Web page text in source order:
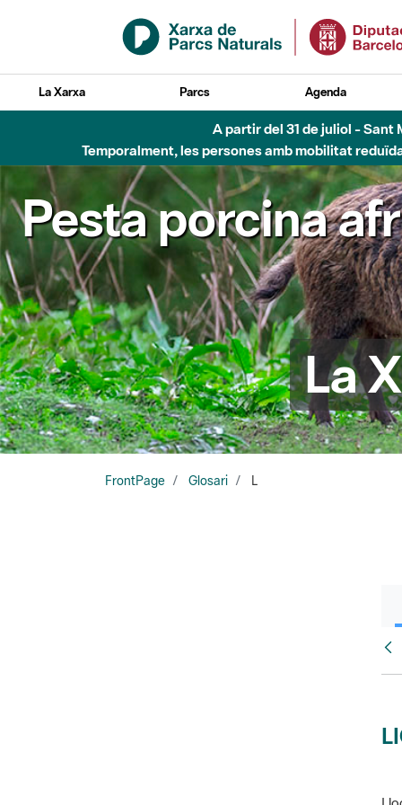
Salta al contingut principal
La Xarxa Parcs Agenda
A partir del 31 de juliol -
Temporalment, les persones amb mobilitat
Pesta porcina
La
FrontPage Glosari L